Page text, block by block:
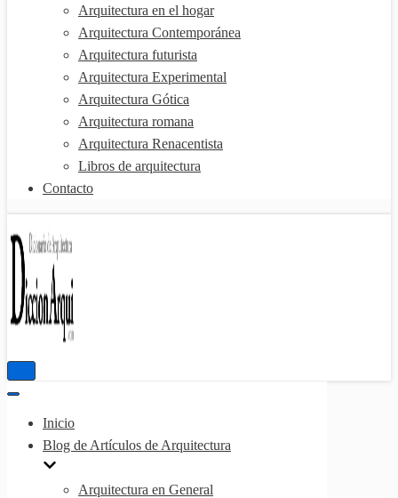
Arquitectura en el hogar
Arquitectura Contemporánea
Arquitectura futurista
Arquitectura Experimental
Arquitectura Gótica
Arquitectura romana
Arquitectura Renacentista
Libros de arquitectura
Contacto
Menú
Menú
navegación
Inicio
Blog de Artículos de Arquitectura
Arquitectura en General